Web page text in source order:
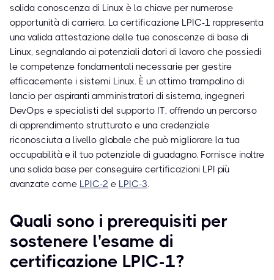
solida conoscenza di Linux è la chiave per numerose
opportunità di carriera. La certificazione LPIC-1 rappresenta
una valida attestazione delle tue conoscenze di base di
Linux, segnalando ai potenziali datori di lavoro che possiedi
le competenze fondamentali necessarie per gestire
efficacemente i sistemi Linux. È un ottimo trampolino di
lancio per aspiranti amministratori di sistema, ingegneri
DevOps e specialisti del supporto IT, offrendo un percorso
di apprendimento strutturato e una credenziale
riconosciuta a livello globale che può migliorare la tua
occupabilità e il tuo potenziale di guadagno. Fornisce inoltre
una solida base per conseguire certificazioni LPI più
avanzate come LPIC-2 e LPIC-3.
Quali sono i prerequisiti per
sostenere l'esame di
certificazione LPIC-1?